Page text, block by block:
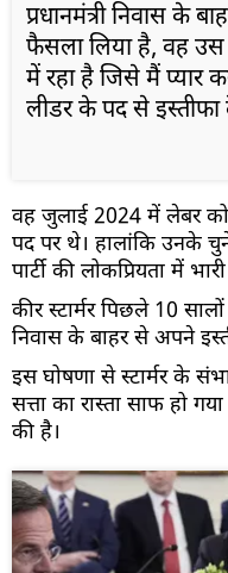
प्रधानमंत्री निवास के
फैसला लिया है, वह
में रहा है जिसे मैं प्यार
लीडर के पद से इस्तीफा
वह जुलाई 2024 में लेबर को
पद पर थे। हालांकि उनके
पार्टी की लोकप्रियता में
कीर स्टार्मर पिछले 10
निवास के बाहर से अपने
इस घोषणा से स्टार्मर के
सत्ता का रास्ता साफ हो
की है।